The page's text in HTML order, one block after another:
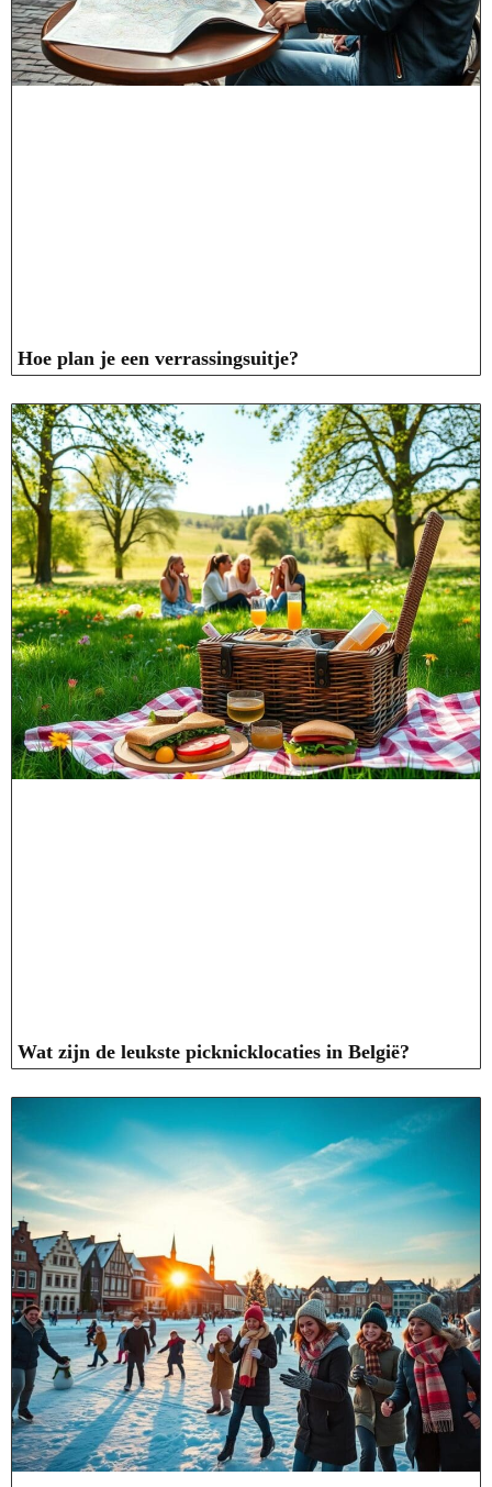
Hoe plan je een verrassingsuitje?
Wat zijn de leukste picknicklocaties in België?